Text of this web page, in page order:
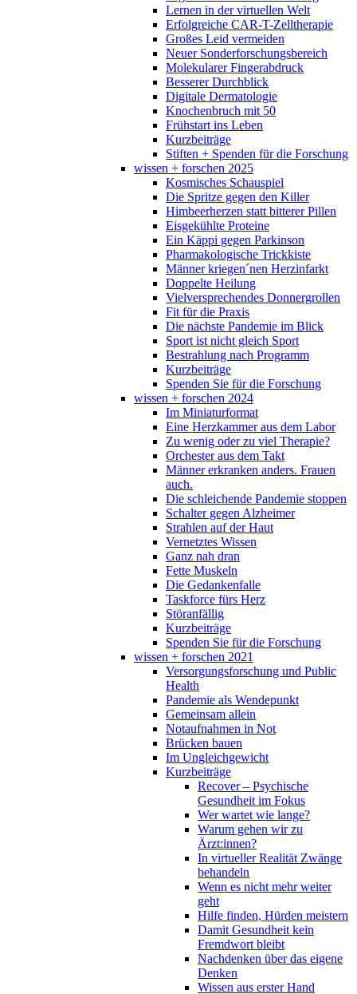
Lernen in der virtuellen Welt
Erfolgreiche CAR-T-Zelltherapie
Großes Leid vermeiden
Neuer Sonderforschungsbereich
Molekularer Fingerabdruck
Besserer Durchblick
Digitale Dermatologie
Knochenbruch mit 50
Frühstart ins Leben
Kurzbeiträge
Stiften + Spenden für die Forschung
wissen + forschen 2025
Kosmisches Schauspiel
Die Spritze gegen den Killer
Himbeerherzen statt bitterer Pillen
Eisgekühlte Proteine
Ein Käppi gegen Parkinson
Pharmakologische Trickkiste
Männer kriegen´nen Herzinfarkt
Doppelte Heilung
Vielversprechendes Donnergrollen
Fit für die Praxis
Die nächste Pandemie im Blick
Sport ist nicht gleich Sport
Bestrahlung nach Programm
Kurzbeiträge
Spenden Sie für die Forschung
wissen + forschen 2024
Im Miniaturformat
Eine Herzkammer aus dem Labor
Zu wenig oder zu viel Therapie?
Orchester aus dem Takt
Männer erkranken anders. Frauen
auch.
Die schleichende Pandemie stoppen
Schalter gegen Alzheimer
Strahlen auf der Haut
Vernetztes Wissen
Ganz nah dran
Fette Muskeln
Die Gedankenfalle
Taskforce fürs Herz
Störanfällig
Kurzbeiträge
Spenden Sie für die Forschung
wissen + forschen 2021
Versorgungsforschung und Public
Health
Pandemie als Wendepunkt
Gemeinsam allein
Notaufnahmen in Not
Brücken bauen
Im Ungleichgewicht
Kurzbeiträge
Recover – Psychische
Gesundheit im Fokus
Wer wartet wie lange?
Warum gehen wir zu
Ärzt:innen?
In virtueller Realität Zwänge
behandeln
Wenn es nicht mehr weiter
geht
Hilfe finden, Hürden meistern
Damit Gesundheit kein
Fremdwort bleibt
Nachdenken über das eigene
Denken
Wissen aus erster Hand